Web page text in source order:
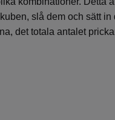
slå dem och sätt
det totala antalet